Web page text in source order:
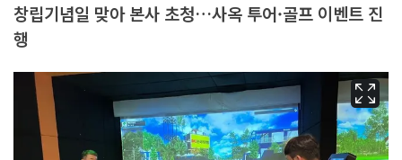
창립기념일 맞아 본사 초청…사옥 투어·골프 이벤트 진
행